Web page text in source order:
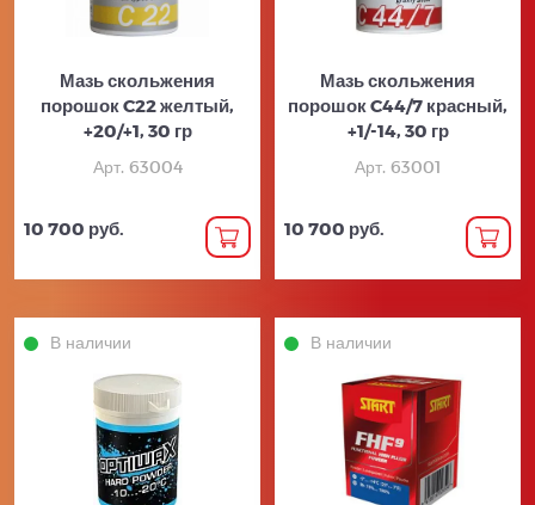
Мазь скольжения
порошок C22 желтый,
+20/+1, 30 гр
Арт. 63004
10 700 руб.
Мазь скольжения
порошок C44/7 красный,
+1/-14, 30 гр
Арт. 63001
10 700 руб.
В наличии В наличии